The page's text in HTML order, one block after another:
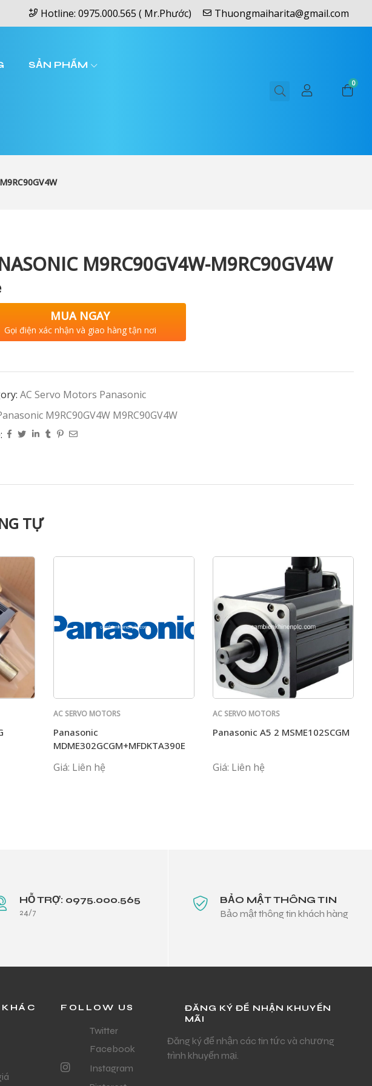
Hotline: 0975.000.565 ( Mr.Phước) Thuongmaiharita@gmail.com
SẢN PHẨM
0
M9RC90GV4W-M9RC90GV4W
MUA NGAY
Gọi điện xác nhận và giao hàng tận nơi
AC Servo Motors Panasonic
M9RC90GV4W M9RC90GV4W
TỰ
AC SERVO MOTORS
Panasonic
MDME302GCGM+MFDKTA390E
Giá: Liên hệ
AC SERVO MOTORS
Panasonic A5 2 MSME102SCGM
Giá: Liên hệ
HỖ TRỢ: 0975.000.565
24/7
BẢO MẬT THÔNG TIN
Bảo mật thông tin khách hàng
FOLLOW US
Twitter
Facebook
Instagram
ĐĂNG KÝ ĐỂ NHẬN KHUYẾN
MÃI
Đăng ký để nhận các tin tức và chương
trình khuyến mại.